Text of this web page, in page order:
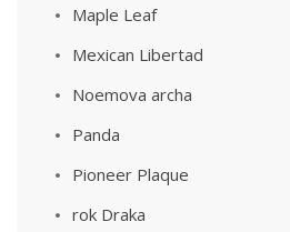
Maple Leaf
Mexican Libertad
Noemova archa
Panda
Pioneer Plaque
rok Draka